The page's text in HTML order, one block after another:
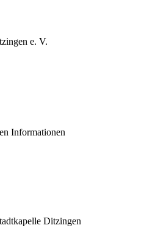
e. V.
Informationen
Ditzingen